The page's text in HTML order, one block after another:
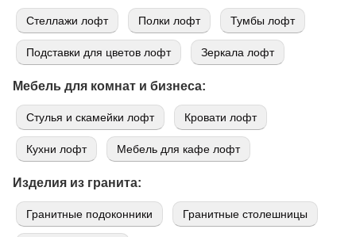
Стеллажи лофт Полки лофт Тумбы лофт
Подставки для цветов лофт Зеркала лофт
Мебель для комнат и бизнеса:
Стулья и скамейки лофт Кровати лофт
Кухни лофт Мебель для кафе лофт
Изделия из гранита:
Гранитные подоконники Гранитные столешницы